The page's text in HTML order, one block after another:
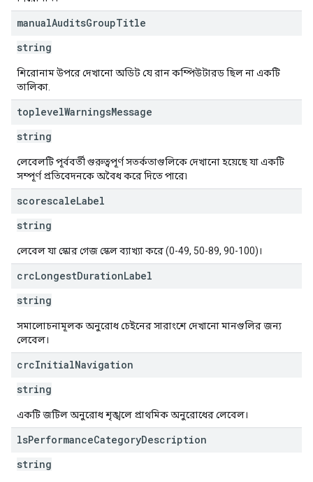
manualAuditsGroupTitle
string
শিরোনাম উপরে দেখানো অডিট যে রান কম্পিউটারড ছিল না একটি
তালিকা.
toplevelWarningsMessage
string
লেবেলটি পূর্ববর্তী গুরুত্বপূর্ণ সতর্কতাগুলিকে দেখানো হয়েছে যা একটি
সম্পূর্ণ প্রতিবেদনকে অবৈধ করে দিতে পারে৷
scorescaleLabel
string
লেবেল যা স্কোর গেজ স্কেল ব্যাখ্যা করে (0-49, 50-89, 90-100)।
crcLongestDurationLabel
string
সমালোচনামূলক অনুরোধ চেইনের সারাংশে দেখানো মানগুলির জন্য
লেবেল।
crcInitialNavigation
string
একটি জটিল অনুরোধ শৃঙ্খলে প্রাথমিক অনুরোধের লেবেল।
lsPerformanceCategoryDescription
string